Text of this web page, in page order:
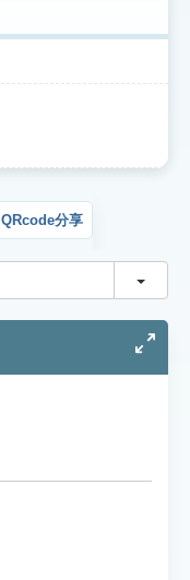
QRcode分享
切換